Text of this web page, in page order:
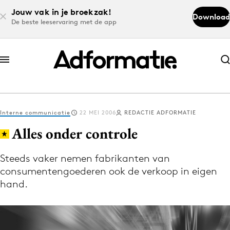
Jouw vak in je broekzak!
De beste leeservaring met de app
Download
Abonneer nu
Abonneer nu
Log in
Download de app
Volg het laatste nieuws via de Adformatie
Interne communicatie 22 MEI 2006 REDACTIE ADFORMATIE
Alles onder controle
Steeds vaker nemen fabrikanten van
consumentengoederen ook de verkoop in eigen
hand.